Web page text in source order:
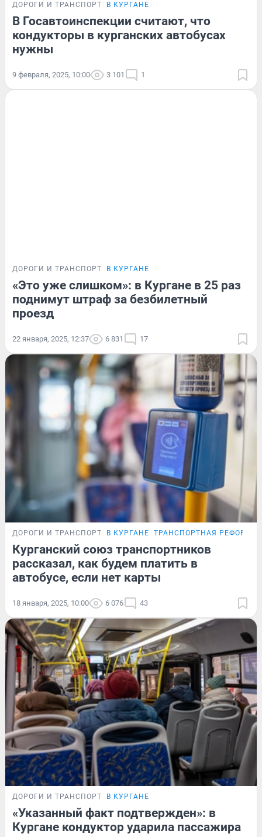
ДОРОГИ И ТРАНСПОРТ В КУРГАНЕ
В Госавтоинспекции считают, что
кондукторы в курганских автобусах
нужны
9 февраля, 2025, 10:00 3 101 1
ДОРОГИ И ТРАНСПОРТ В КУРГАНЕ
«Это уже слишком»: в Кургане в 25 раз
поднимут штраф за безбилетный
проезд
22 января, 2025, 12:37 6 831 17
ДОРОГИ И ТРАНСПОРТ В КУРГАНЕ ТРАНСПОРТНАЯ РЕФОРМА
Курганский союз транспортников
рассказал, как будем платить в
автобусе, если нет карты
18 января, 2025, 10:00 6 076 43
ДОРОГИ И ТРАНСПОРТ В КУРГАНЕ
«Указанный факт подтвержден»: в
Кургане кондуктор ударила пассажира